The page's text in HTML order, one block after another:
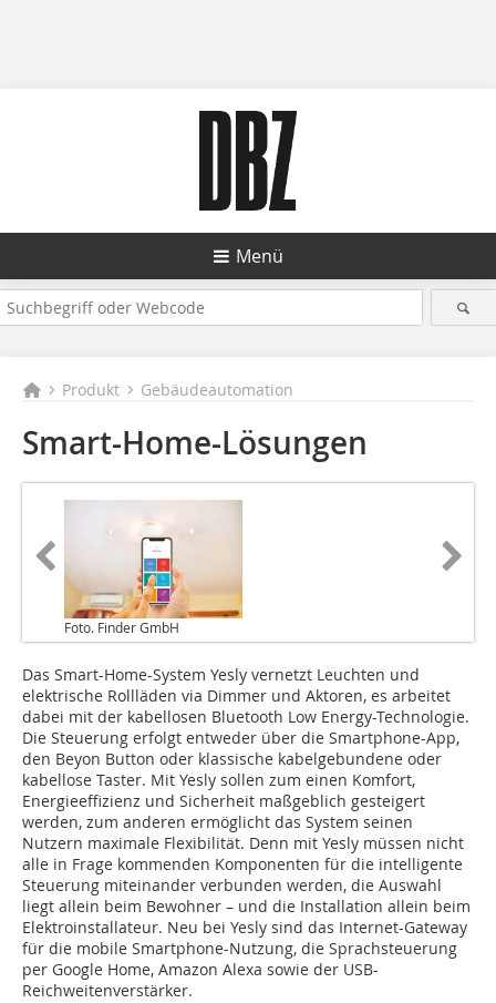
Menü
Produkt Gebäudeautomation
Smart-Home-Lösungen
Foto. Finder GmbH
Das Smart-Home-System Yesly vernetzt Leuchten und
elektrische Rollläden via Dimmer und Aktoren, es arbeitet
dabei mit der kabellosen Bluetooth Low Energy-Technologie.
Die Steuerung erfolgt entweder über die Smartphone-App,
den Beyon Button oder klassische kabelgebundene oder
kabellose Taster. Mit Yesly sollen zum einen Komfort,
Energieeffizienz und Sicherheit maßgeblich gesteigert
werden, zum anderen ermöglicht das System seinen
Nutzern maximale Flexibilität. Denn mit Yesly müssen nicht
alle in Frage kommenden Komponenten für die intelligente
Steuerung miteinander verbunden werden, die Auswahl
liegt allein beim Bewohner – und die Installation allein beim
Elektroinstallateur. Neu bei Yesly sind das Internet-Gateway
für die mobile Smartphone-Nutzung, die Sprachsteuerung
per Google Home, Amazon Alexa sowie der USB-
Reichweitenverstärker.